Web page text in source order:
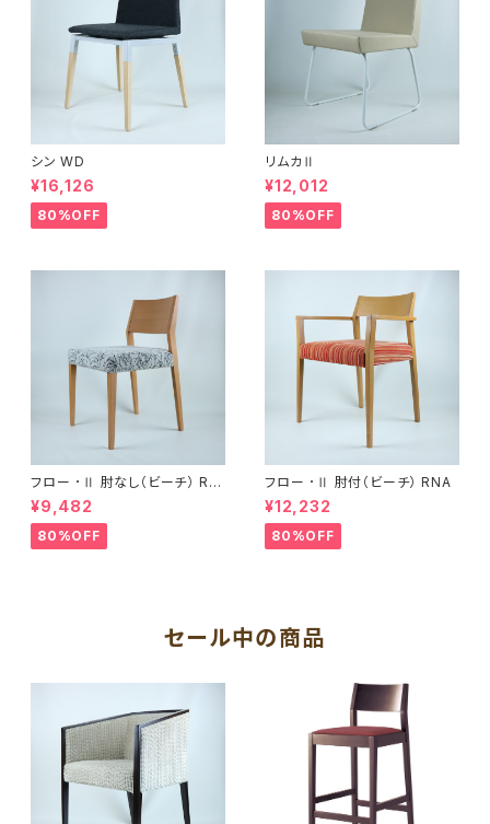
シン WD
¥16,126
80%OFF
リムカⅡ
¥12,012
80%OFF
フロー ･Ⅱ 肘なし（ビーチ） RN
A
¥9,482
80%OFF
フロー ･Ⅱ 肘付（ビーチ） RNA
¥12,232
80%OFF
セール中の商品